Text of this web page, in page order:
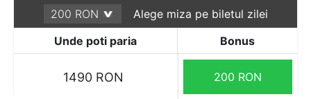
Alege miza pe biletul zilei
Unde poti paria
Bonus
1490 RON 200 RON